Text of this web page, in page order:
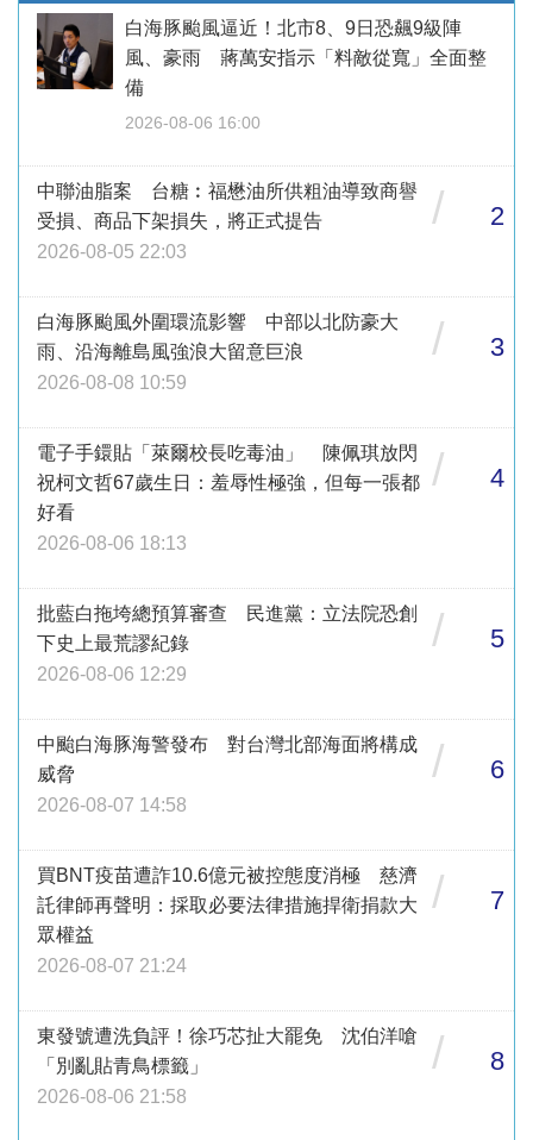
白海豚颱風逼近！北市8、9日恐飆9級陣
風、豪雨 蔣萬安指示「料敵從寬」全面整
備
2026-08-06 16:00
中聯油脂案 台糖︰福懋油所供粗油導致商譽
受損、商品下架損失，將正式提告
2026-08-05 22:03
/ 2
白海豚颱風外圍環流影響 中部以北防豪大
雨、沿海離島風強浪大留意巨浪
2026-08-08 10:59
/ 3
電子手鐶貼「萊爾校長吃毒油」 陳佩琪放閃
祝柯文哲67歲生日：羞辱性極強，但每一張都
好看
2026-08-06 18:13
/ 4
批藍白拖垮總預算審查 民進黨：立法院恐創
下史上最荒謬紀錄
2026-08-06 12:29
/ 5
中颱白海豚海警發布 對台灣北部海面將構成
威脅
2026-08-07 14:58
/ 6
買BNT疫苗遭詐10.6億元被控態度消極 慈濟
託律師再聲明：採取必要法律措施捍衛捐款大
眾權益
2026-08-07 21:24
/ 7
東發號遭洗負評！徐巧芯扯大罷免 沈伯洋嗆
「別亂貼青鳥標籤」
2026-08-06 21:58
/ 8